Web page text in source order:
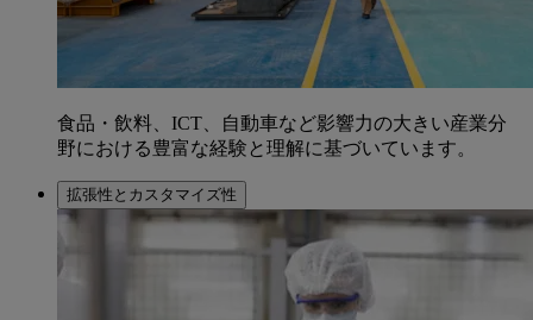
食品・飲料、ICT、自動車など影響力の大きい産業分
野における豊富な経験と理解に基づいています。
拡張性とカスタマイズ性